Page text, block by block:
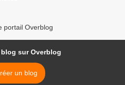
portail Overblog
blog sur Overblog
un blog